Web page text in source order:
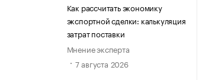
Как рассчитать экономику
экспортной сделки: калькуляция
затрат поставки
Мнение эксперта
7 августа 2026